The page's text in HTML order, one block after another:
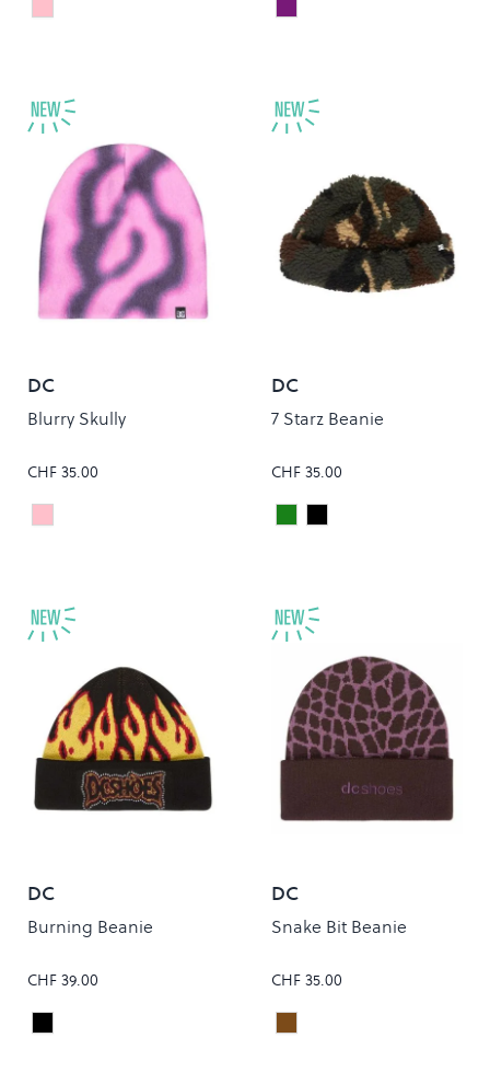
Colour
OFFSCALE LILAC Colour
FIG
DC
Blurry Skully
CHF 35.00
Colour
OFFSCALE LILAC
DC
7 Starz Beanie
CHF 35.00
Colour
Classic Camo
Black
DC
Burning Beanie
CHF 39.00
Colour
Black
DC
Snake Bit Beanie
CHF 35.00
Colour
Coffee Bean